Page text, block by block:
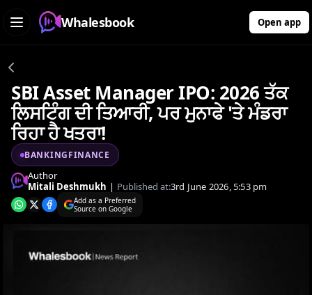
Whalesbook Open app
SBI Asset Manager IPO: 2026 ਤੱਕ
ਲਿਸਟਿੰਗ ਦੀ ਤਿਆਰੀ, ਪਰ ਮੁਨਾਫੇ 'ਤੇ ਮੰਡਰਾ
ਰਿਹਾ ਹੈ ਖਤਰਾ!
BANKINGFINANCE
Author
Mitali Deshmukh | Published at:3rd June 2026, 5:53 pm
Add as a Preferred
Source on Google